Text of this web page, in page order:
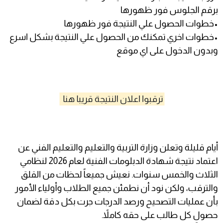
برقم الجلوس فور ظهورها
•خطوات الحصول علي النتيجة فور ظهورها
•خطوات اخري تمكنك من الحصول علي النتيجة بشكل اسرع
وبدون الدخول على اي موقع
ترقبوا اعلان النتيجة قريبا هنا
أيام قليلة وتعلن وزارة التربية والتعليم والتعليم الفني عن
اعتماد نتيجة شهادة الدبلومات الفنية لعام 2026 لنظامي
الثلاث والخمس سنوات. نعيش جميعاً لحظات من القلق
والترقب، ولكن نود أن نطمئن جميع الطلاب وأولياء الأمور
بأن عمليات التصحيح ورصد الدرجات جرت بكل دقة لضمان
حصول كل طالب على حقه كاملاً.